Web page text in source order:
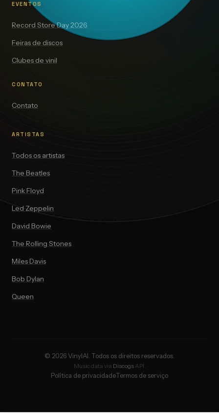
EVENTOS
Record Store Day 2026
Feiras de discos
Clubes de vinil
CONTATO
Contato
ARTISTAS
Todos os artistas
The Beatles
Pink Floyd
Led Zeppelin
David Bowie
The Rolling Stones
Miles Davis
Bob Dylan
Queen
© 2026 VinylAI. Todos os direitos reservados.
Music data via DiscogsAPI.
Política de privacidadeTermos de serviço